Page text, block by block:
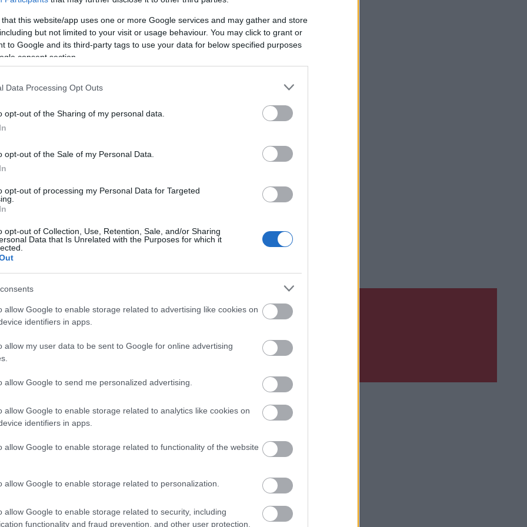
that this website/app uses one or more Google services and may gather and store
but not limited to your visit or usage behaviour. You may click to grant or
to Google and its third-party tags to use your data for below specified purposes
consent section.
Data Processing Opt Outs
opt-out of the Sharing of my personal data.
opt-out of the Sale of my Personal Data.
opt-out of processing my Personal Data for Targeted
opt-out of Collection, Use, Retention, Sale, and/or Sharing
Data that Is Unrelated with the Purposes for which it
allow Google to enable storage related to advertising like cookies on
identifiers in apps.
allow my user data to be sent to Google for online advertising
allow Google to send me personalized advertising.
allow Google to enable storage related to analytics like cookies on
identifiers in apps.
allow Google to enable storage related to functionality of the website
allow Google to enable storage related to personalization.
allow Google to enable storage related to security, including
functionality and fraud prevention, and other user protection.
v levé ruce. Lékaři ji uklidňovali tím, že se jednalo o
neprovedli. Před začátkem zimy však bolest
vyšetření, kde jí byla stanovena diagnóza
biatlonistka nevěděla, zda jít na operaci na
rozhodla počkat do března.
obvaz a snažila se na bolest zapomenout. Soustředním a
Sezónu zvládla, ale na jejím konci při SP v Kanadě se
kde jsem spadla na bolavou ruku a nemohla pohnout
ještě zhoršila. Sezónu jsem dokončila s obvazy snad
závodě, hromadném startu v Canmore, skončit
pomohly,“ dodává Amy.
a jak by se dalo očekávat, její zranění se zhoršilo.
9 týdnů v klidu, než se pomalu vrátila k tréninku.
newsletteru